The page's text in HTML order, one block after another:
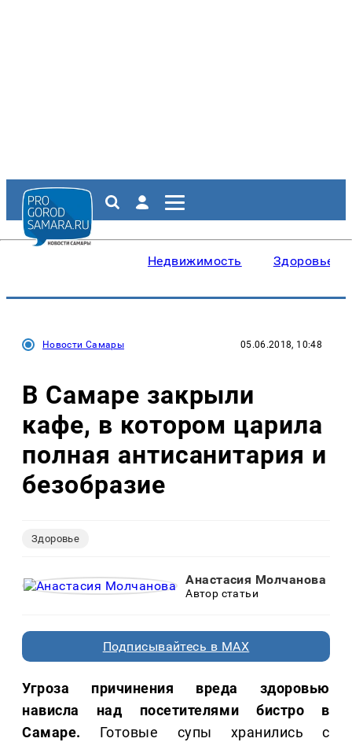
Недвижимость Здоровье
Новости Самары 05.06.2018, 10:48
В Самаре закрыли
кафе, в котором царила
полная антисанитария и
безобразие
Здоровье
Анастасия Молчанова
Автор статьи
Подписывайтесь в MAX
Угроза причинения вреда здоровью
нависла над посетителями бистро в
Самаре. Готовые супы хранились с